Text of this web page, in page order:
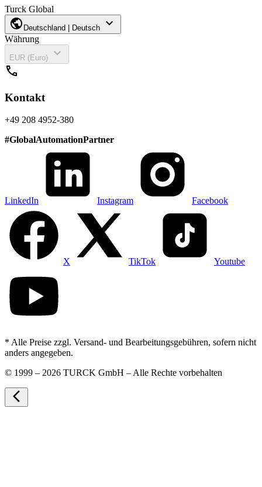
Turck Global
public Deutschland | Deutsch expand_more
Währung
EUR (Euro)
expand_more
call
Kontakt
+49 208 4952-380
#GlobalAutomationPartner
LinkedIn Instagram Facebook
X TikTok Youtube
* Alle Preise zzgl. Versand- und Bearbeitungsgebühren, sofern nicht
anders angegeben.
© 1999 – 2026 TURCK GmbH – Alle Rechte vorbehalten
arrow_back_ios_new